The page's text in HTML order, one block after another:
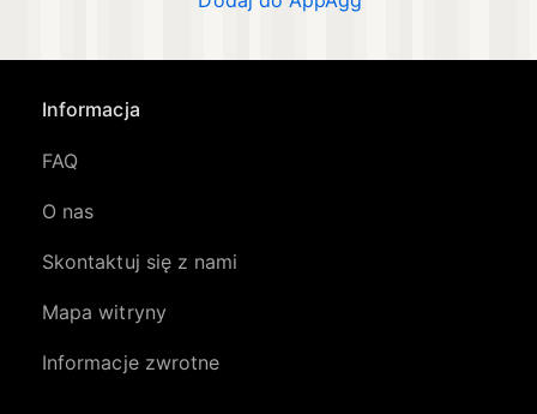
Informacja
FAQ
O nas
Skontaktuj się z nami
Mapa witryny
Informacje zwrotne